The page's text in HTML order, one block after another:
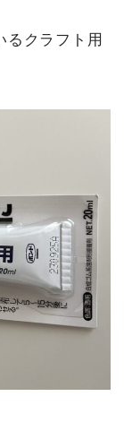
るクラフト用